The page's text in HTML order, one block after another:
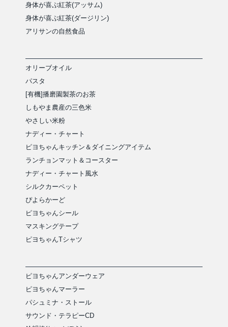
身体が喜ぶ紅茶(アッサム)
身体が喜ぶ紅茶(ダージリン)
アリサンの自然食品
オリーブオイル
パスタ
[有機]播磨園製茶のお茶
しもやま農産の三色米
やさしい米粉
ナディー・チャート
ピヨちゃんキッチン＆ダイニングアイテム
ランチョンマット＆コースター
ナディー・チャート風水
シルクカーペット
ぴよらかーど
ピヨちゃんシール
マスキングテープ
ピヨちゃんTシャツ
ピヨちゃんアンダーウェア
ピヨちゃんマーラー
パシュミナ・ストール
サウンド・テラピーCD